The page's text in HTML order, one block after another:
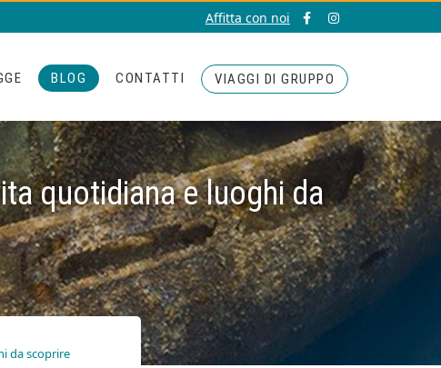
Affitta con noi
BLOG CONTATTI VIAGGI DI GRUPPO
quotidiana e luoghi da
da scoprire